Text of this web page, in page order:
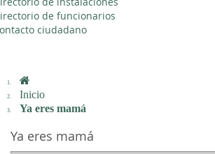
de funcionarios
ciudadano
Inicio
Ya eres mamá
Ya eres mamá